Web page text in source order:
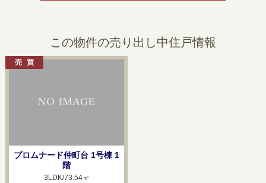
この物件の売り出し中住戸情報
プロムナード仲町台 1号棟 1
階
3LDK/73.54㎡